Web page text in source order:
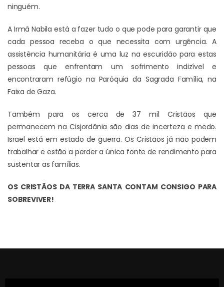
ninguém.
A Irmã Nabila está a fazer tudo o que pode para garantir que
cada pessoa receba o que necessita com urgência. A
assistência humanitária é uma luz na escuridão para estas
pessoas que enfrentam um sofrimento indizível e
encontraram refúgio na Paróquia da Sagrada Família, na
Faixa de Gaza.
Também para os cerca de 37 mil Cristãos que
permanecem na Cisjordânia são dias de incerteza e medo.
Israel está em estado de guerra. Os Cristãos já não podem
trabalhar e estão a perder a única fonte de rendimento para
sustentar as famílias.
OS CRISTÃOS DA TERRA SANTA CONTAM CONSIGO PARA
SOBREVIVER!